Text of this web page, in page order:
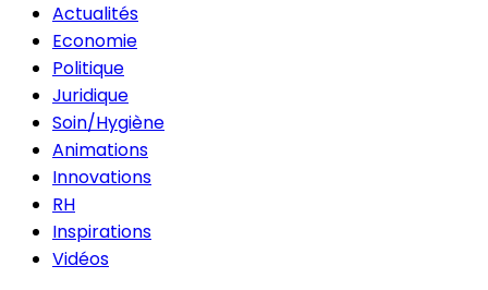
Actualités
Economie
Politique
Juridique
Soin/Hygiène
Animations
Innovations
RH
Inspirations
Vidéos